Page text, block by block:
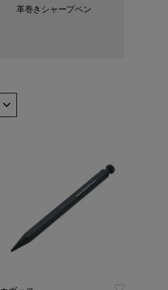
革巻きシャープペン